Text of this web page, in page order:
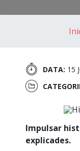
DATA: 15
Impulsar
explicades.